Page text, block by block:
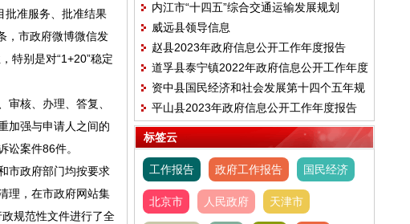
批准服务、批准结果
，市政府微博微信发
特别是对“1+20”稳定
核、办理、答复、
加强与申请人之间的
案件86件。
市政府部门均按要求
理，在市政府网站集
规范性文件进行了全
内江市“十四五”综合交通运输发展规划
威远县领导信息
赵县2023年政府信息公开工作年度报告
道孚县泰宁镇2022年政府信息公开工作年度
报告
资中县国民经济和社会发展第十四个五年规
划和二〇三五年远景目标纲要
平山县2023年政府信息公开工作年度报告
标签云
工作报告 政府工作报告 国民经济
北京市 人民政府 天津市